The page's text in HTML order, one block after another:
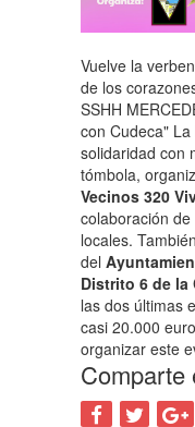
Vuelve la
de los
SSHH
con Cudeca"
solidaridad con
tómbola,
Vecinos 320
colaboración
locales.
del
Distrito 6 de la
las dos últimas
casi 20.000
organizar este
Comparte